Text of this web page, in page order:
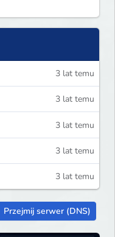
3 lat temu
3 lat temu
3 lat temu
3 lat temu
3 lat temu
Przejmij serwer (DNS)